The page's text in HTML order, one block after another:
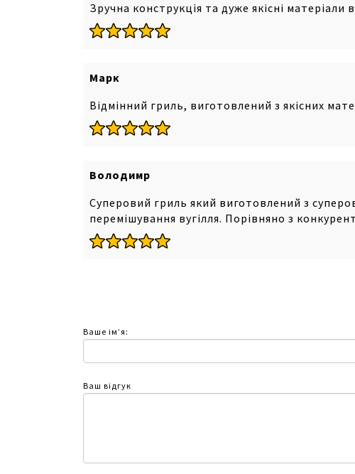
бокові пристілля з нержавіючої сталі з
приладдя;
приховані всі погодні колеса EASY ROLL з
Зручна конструкція та дуже якісні
Марк
Відмінний гриль, виготовлений з якісних
Володимр
Суперовий гриль який виготовлений з
перемішування вугілля. Порівняно з
Ваше ім’я:
Ваш відгук